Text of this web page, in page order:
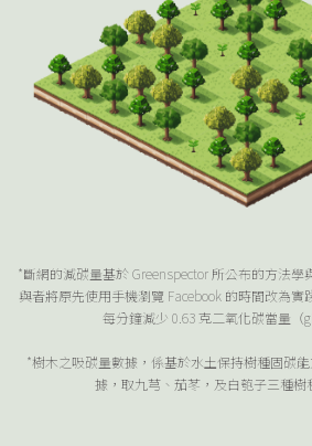
*斷網的減碳量基於 Greenspector 所公布的方法
與者將原先使用手機瀏覽 Facebook 的時間改為
每分鐘減少 0.63 克二氧化碳當量（
*樹木之吸碳量數據，係基於水土保持樹種固碳
據，取九芎、茄苳，及白匏子三種樹